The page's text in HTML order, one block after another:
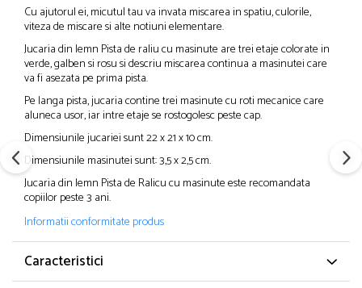
Cu ajutorul ei, micutul tau va invata miscarea in spatiu, culorile,
viteza de miscare si alte notiuni elementare.
Jucaria din lemn Pista de raliu cu masinute are trei etaje colorate in
verde, galben si rosu si descriu miscarea continua a masinutei care
va fi asezata pe prima pista.
Pe langa pista, jucaria contine trei masinute cu roti mecanice care
aluneca usor, iar intre etaje se rostogolesc peste cap.
Dimensiunile jucariei sunt 22 x 21 x 10 cm.
Dimensiunile masinutei sunt: 3,5 x 2,5 cm.
Jucaria din lemn Pista de Ralicu cu masinute este recomandata
copiilor peste 3 ani.
Informatii conformitate produs
Caracteristici